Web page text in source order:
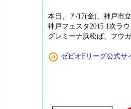
本日、７/17(金)、神戸市
神戸フェスタ2015 1次ラ
グレミーナ浜松ば、フウ
ゼビオFリーグ公式サ